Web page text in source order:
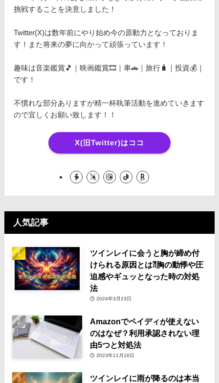
挑戦することを決意しました！
Twitter(X)は数年前にやり始め今の原動力となっておりま
す！また将来の夢に向かって頑張っています！
趣味は音楽鑑賞🎵｜映画鑑賞🎞️｜車🚗｜旅行🧳｜投資💰｜
です！
不慣れな部分ありますが精一杯執筆活動を進めていきます
ので宜しくお願い致します！！
X(旧Twitter)はココ
人気記事
ツインレイに会うと胸が締め付
けられる原因とは⁈胸の動悸や圧
迫感やギュッとなった時の対処
法
2024年3月23日
Amazonでペイディが使えない
のはなぜ？利用承認されない理
由5つと対処法
2023年11月16日
ツインレイに雨が降るのは本当